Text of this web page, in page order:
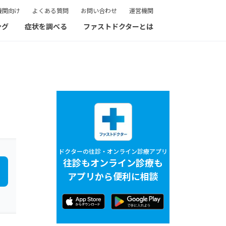
関向け よくある質問 お問い合わせ 運営機関
症状を調べる ファストドクターとは
ドクターの往診・オンライン診療アプリ
往診もオンライン診療も
アプリから便利に相談